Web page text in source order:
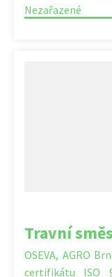
Nezařazené
Travní
OSEVA, AGRO
certifikátu ISO